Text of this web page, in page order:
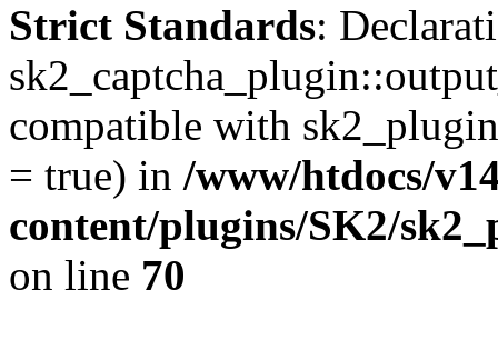
Strict Standards:
compatible with
= true) in /www/htdocs/
content/plugins/SK2/
on line 70